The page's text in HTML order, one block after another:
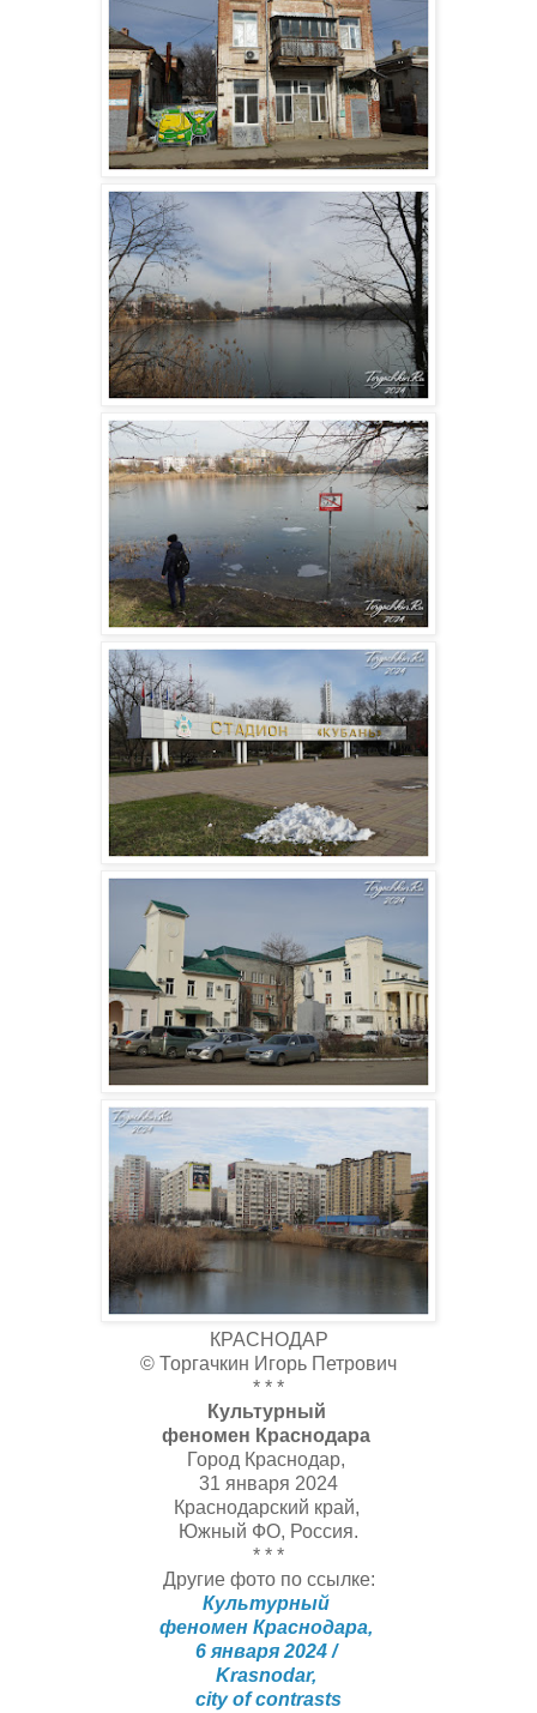
КРАСНОДАР
© Торгачкин Игорь Петрович
* * *
Культурный
феномен Краснодара
Город Краснодар,
31 января 2024
Краснодарский край,
Южный ФО, Россия.
* * *
Другие фото по ссылке:
Культурный
феномен Краснодара,
6 января 2024 /
Krasnodar,
city of contrasts